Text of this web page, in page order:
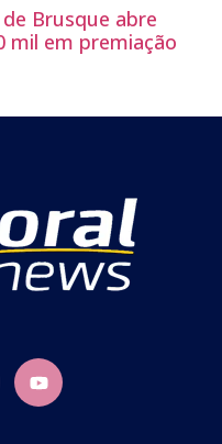
Brusque abre
mil em premiação